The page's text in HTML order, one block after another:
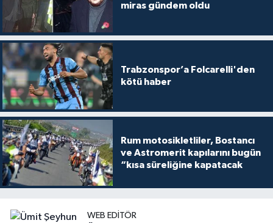
miras gündem oldu
Trabzonspor’a Folcarelli'den
kötü haber
Rum motosikletliler, Bostancı
ve Astromerit kapılarını bugün
“kısa süreliğine kapatacak
WEB EDITÖR